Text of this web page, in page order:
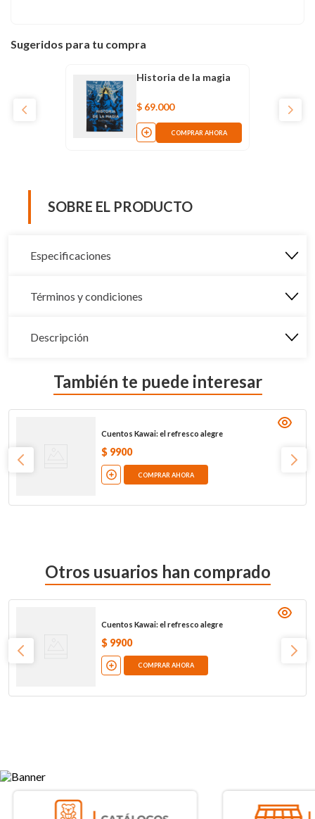
Sugeridos para tu compra
Historia de la magia
$ 69.000
COMPRAR AHORA
SOBRE EL PRODUCTO
Especificaciones
Términos y condiciones
Descripción
También te puede interesar
Cuentos Kawai: el refresco alegre
$ 9900
COMPRAR AHORA
Otros usuarios han comprado
Cuentos Kawai: el refresco alegre
$ 9900
COMPRAR AHORA